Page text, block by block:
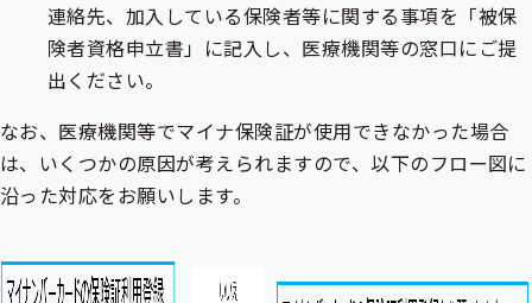
連絡先、加入している保険者等に関する事項を「被保
険者資格申立書」に記入し、医療機関等の窓口にご提
出ください。
なお、医療機関等でマイナ保険証が使用できなかった場合
は、いくつかの原因が考えられますので、以下のフロー図に
沿った対応をお願いします。